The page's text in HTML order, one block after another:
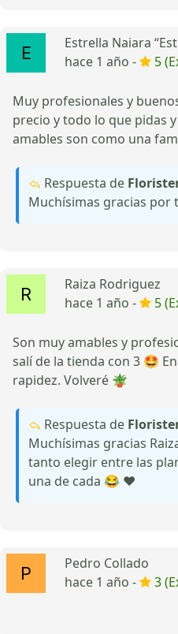
Estrella Naiara
hace 1 año -
5
Muy profesionales y
precio y todo lo que pidas
amables son como una
Respuesta de
Muchísimas gracias por
Raiza Rodriguez
hace 1 año -
5
Son muy amables y
salí de la tienda con 3 🤩
rapidez. Volveré 🪴
Respuesta de
Muchísimas gracias
tanto elegir entre las
una de cada 😂 ♥
Pedro Collado
hace 1 año -
3